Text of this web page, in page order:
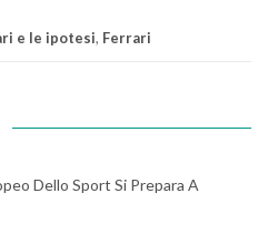
e le ipotesi, Ferrari
Dello Sport Si Prepara A